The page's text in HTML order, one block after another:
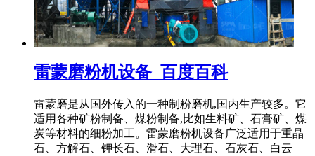
雷蒙磨粉机设备_百度百科
雷蒙磨是从国外传入的一种制粉磨机,国内生产较多。它
适用各种矿粉制备、煤粉制备,比如生料矿、石膏矿、煤
炭等材料的细粉加工。雷蒙磨粉机设备广泛适用于重晶
石、方解石、钾长石、滑石、大理石、石灰石、白云